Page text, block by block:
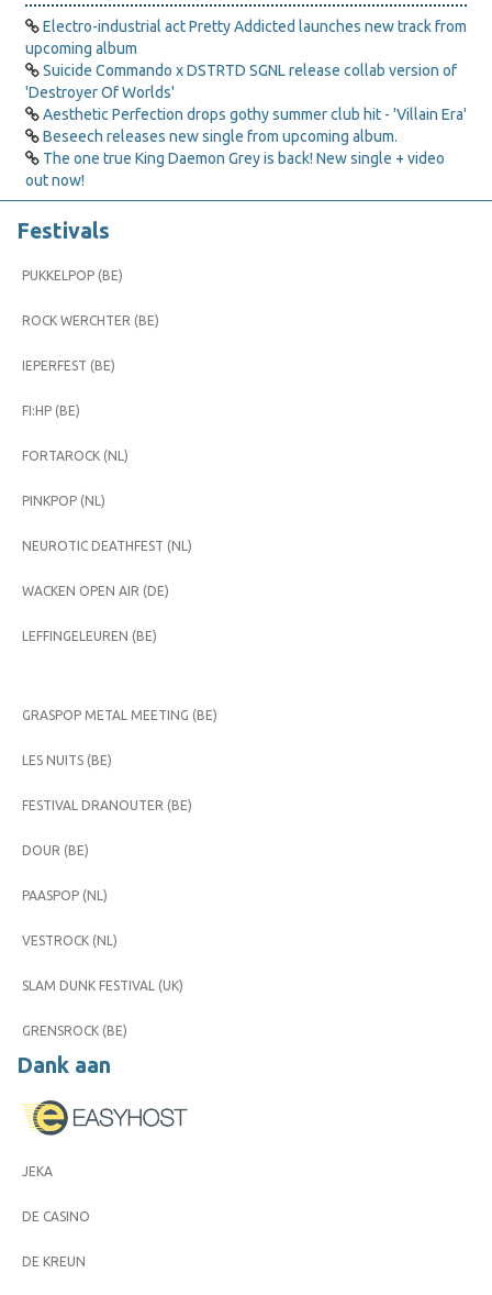
Electro-industrial act Pretty Addicted launches new track from
upcoming album
Suicide Commando x DSTRTD SGNL release collab version of
'Destroyer Of Worlds'
Aesthetic Perfection drops gothy summer club hit - 'Villain Era'
Beseech releases new single from upcoming album.
The one true King Daemon Grey is back! New single + video
out now!
Festivals
PUKKELPOP (BE)
ROCK WERCHTER (BE)
IEPERFEST (BE)
FI:HP (BE)
FORTAROCK (NL)
PINKPOP (NL)
NEUROTIC DEATHFEST (NL)
WACKEN OPEN AIR (DE)
LEFFINGELEUREN (BE)
GRASPOP METAL MEETING (BE)
LES NUITS (BE)
FESTIVAL DRANOUTER (BE)
DOUR (BE)
PAASPOP (NL)
VESTROCK (NL)
SLAM DUNK FESTIVAL (UK)
GRENSROCK (BE)
Dank aan
JEKA
DE CASINO
DE KREUN